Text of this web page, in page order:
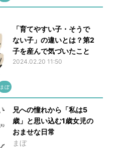
「育てやすい子・そうで
ない子」の違いとは？第2
子を産んで気づいたこと
2024.02.20 11:50
まぼ
兄への憧れから「私は5
歳」と思い込む1歳女児の
おませな日常
まぼ